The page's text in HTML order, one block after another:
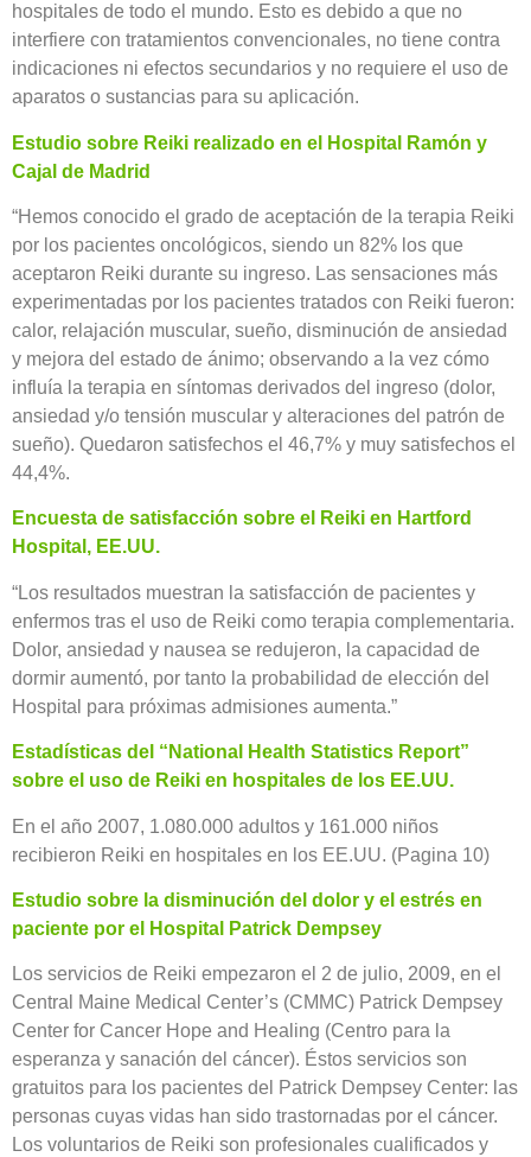
hospitales de todo el mundo. Esto es debido a que no
interfiere con tratamientos convencionales, no tiene contra
indicaciones ni efectos secundarios y no requiere el uso de
aparatos o sustancias para su aplicación.
Estudio sobre Reiki realizado en el Hospital Ramón y
Cajal de Madrid
“Hemos conocido el grado de aceptación de la terapia Reiki
por los pacientes oncológicos, siendo un 82% los que
aceptaron Reiki durante su ingreso. Las sensaciones más
experimentadas por los pacientes tratados con Reiki fueron:
calor, relajación muscular, sueño, disminución de ansiedad
y mejora del estado de ánimo; observando a la vez cómo
influía la terapia en síntomas derivados del ingreso (dolor,
ansiedad y/o tensión muscular y alteraciones del patrón de
sueño). Quedaron satisfechos el 46,7% y muy satisfechos el
44,4%.
Encuesta de satisfacción sobre el Reiki en Hartford
Hospital, EE.UU.
“Los resultados muestran la satisfacción de pacientes y
enfermos tras el uso de Reiki como terapia complementaria.
Dolor, ansiedad y nausea se redujeron, la capacidad de
dormir aumentó, por tanto la probabilidad de elección del
Hospital para próximas admisiones aumenta.”
Estadísticas del “National Health Statistics Report”
sobre el uso de Reiki en hospitales de los EE.UU.
En el año 2007, 1.080.000 adultos y 161.000 niños
recibieron Reiki en hospitales en los EE.UU. (Pagina 10)
Estudio sobre la disminución del dolor y el estrés en
paciente por el Hospital Patrick Dempsey
Los servicios de Reiki empezaron el 2 de julio, 2009, en el
Central Maine Medical Center’s (CMMC) Patrick Dempsey
Center for Cancer Hope and Healing (Centro para la
esperanza y sanación del cáncer). Éstos servicios son
gratuitos para los pacientes del Patrick Dempsey Center: las
personas cuyas vidas han sido trastornadas por el cáncer.
Los voluntarios de Reiki son profesionales cualificados y